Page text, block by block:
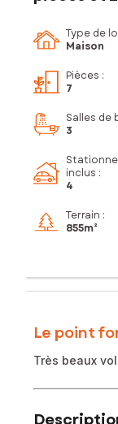
Type de
Maison
Pièces :
7
Salles de
3
inclus :
4
Terrain :
855m²
Le point
Très beaux